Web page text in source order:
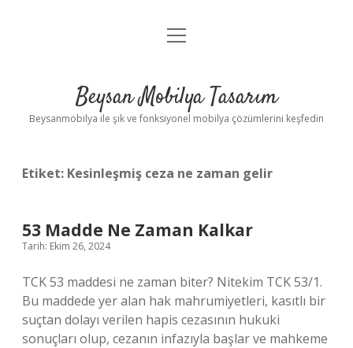
Anasayfa
Yasal Uyarı
menüyü
Beysan Mobilya Tasarım
Beysanmobilya ile şık ve fonksiyonel mobilya çözümlerini keşfedin
Etiket: Kesinleşmiş ceza ne zaman gelir
53 Madde Ne Zaman Kalkar
Tarih: Ekim 26, 2024
TCK 53 maddesi ne zaman biter? Nitekim TCK 53/1.
Bu maddede yer alan hak mahrumiyetleri, kasıtlı bir
suçtan dolayı verilen hapis cezasının hukuki
sonuçları olup, cezanın infazıyla başlar ve mahkeme